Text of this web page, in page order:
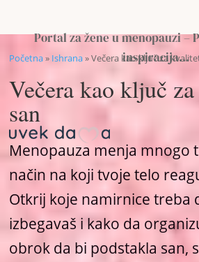
Portal za žene u menopauzi –
inspiracija…
Početna» Ishrana»Večera kao ključ za
Večera kao ključ
san
Menopauza menja mnogo
način na koji tvoje telo
Otkrij koje namirnice treba
izbegavaš i kako da
obrok da bi podstakla san,